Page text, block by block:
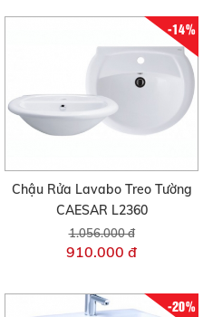
-14%
Chậu Rửa Lavabo Treo Tường
CAESAR L2360
1.056.000 đ
910.000 đ
-20%